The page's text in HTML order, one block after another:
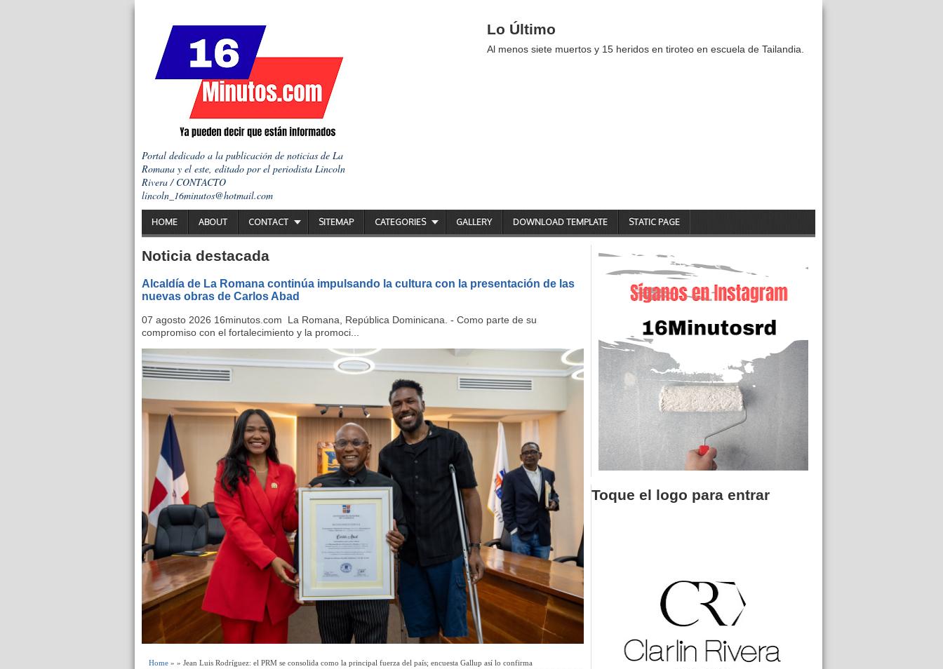
Portal dedicado a la publicación de noticias de La
Romana y el este, editado por el periodista Lincoln
Rivera / CONTACTO
lincoln_16minutos@hotmail.com
Lo Último
Al menos siete muertos y 15 heridos en tiroteo en escuela de Tailandia.
HOME ABOUT CONTACT SITEMAP CATEGORIES GALLERY DOWNLOAD TEMPLATE STATIC PAGE
Noticia destacada
Alcaldía de La Romana continúa impulsando la cultura con la presentación de las
nuevas obras de Carlos Abad
07 agosto 2026 16minutos.com La Romana, República Dominicana. - Como parte de su
compromiso con el fortalecimiento y la promoci...
Home » » Jean Luis Rodríguez: el PRM se consolida como la principal fuerza del país; encuesta Gallup así lo confirma
Toque el logo para entrar